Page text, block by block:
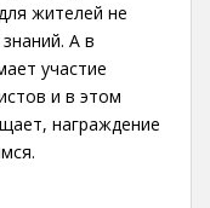
жителей не
А в
участие
и в этом
награждение